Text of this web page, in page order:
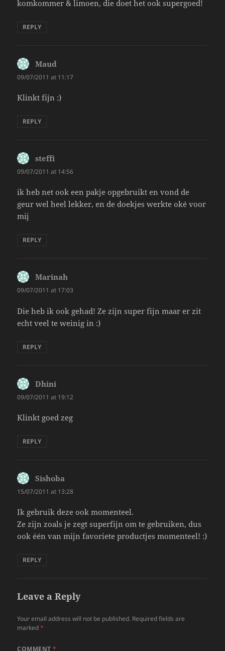
komkommer & limoen, die doet het ook supergoed!
REPLY
Maud
09/07/2011 at 11:17
Klinkt fijn :)
REPLY
steffi
09/07/2011 at 14:56
ik heb net ook een pakje opgebruikt en vond de
geur wel heel lekker, en de doekjes werkte oké voor
mij
REPLY
Marinah
09/07/2011 at 17:03
Die heb ik ook gehad! Ze zijn super fijn maar er zit
echt veel te weinig in :)
REPLY
Dhini
09/07/2011 at 19:12
Klinkt goed zeg
REPLY
Sishoba
15/07/2011 at 13:28
Ik gebruik deze ook momenteel.
Ze zijn zoals je zegt superfijn om te gebruiken, dus
ook één van mijn favoriete productjes momenteel! :)
REPLY
Leave a Reply
Your email address will not be published. Required fields are
marked*
COMMENT*